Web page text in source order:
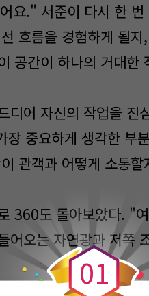
요." 서준이 다시 한
흐름을 경험하게 될
공간이 하나의 거대한
디어 자신의 작업을 진
중요하게 생각한 부
관객과 어떻게 소통
360도 돌아보았다. "
어오는 자연광과 저쪽
0
0
1